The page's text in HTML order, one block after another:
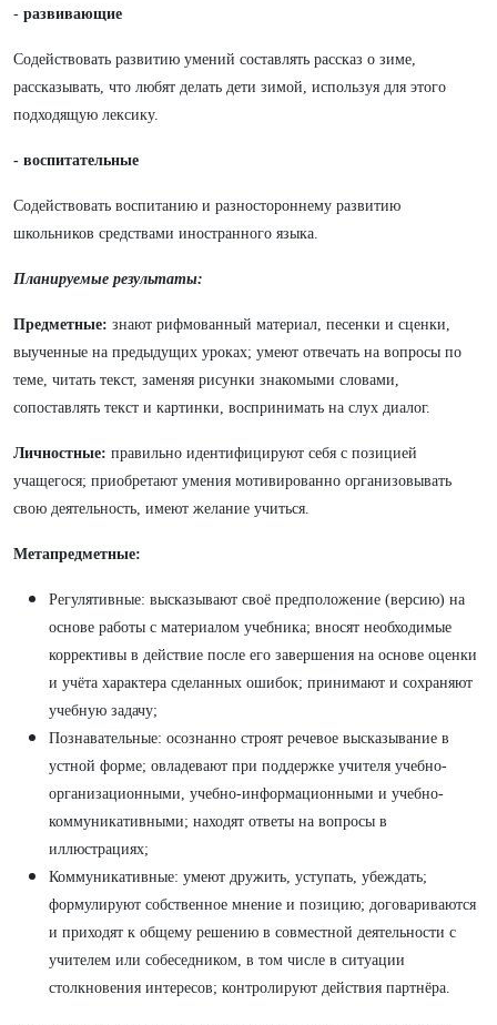
- развивающие
Содействовать развитию умений составлять рассказ о зиме,
рассказывать, что любят делать дети зимой, используя для этого
подходящую лексику.
- воспитательные
Содействовать воспитанию и разностороннему развитию
школьников средствами иностранного языка.
Планируемые результаты:
Предметные: знают рифмованный материал, песенки и сценки,
выученные на предыдущих уроках; умеют отвечать на вопросы по
теме, читать текст, заменяя рисунки знакомыми словами,
сопоставлять текст и картинки, воспринимать на слух диалог.
Личностные: правильно идентифицируют себя с позицией
учащегося; приобретают умения мотивированно организовывать
свою деятельность, имеют желание учиться.
Метапредметные:
Регулятивные: высказывают своё предположение (версию) на
основе работы с материалом учебника; вносят необходимые
коррективы в действие после его завершения на основе оценки
и учёта характера сделанных ошибок; принимают и сохраняют
учебную задачу;
Познавательные: осознанно строят речевое высказывание в
устной форме; овладевают при поддержке учителя учебно-
организационными, учебно-информационными и учебно-
коммуникативными; находят ответы на вопросы в
иллюстрациях;
Коммуникативные: умеют дружить, уступать, убеждать;
формулируют собственное мнение и позицию; договариваются
и приходят к общему решению в совместной деятельности с
учителем или собеседником, в том числе в ситуации
столкновения интересов; контролируют действия партнёра.